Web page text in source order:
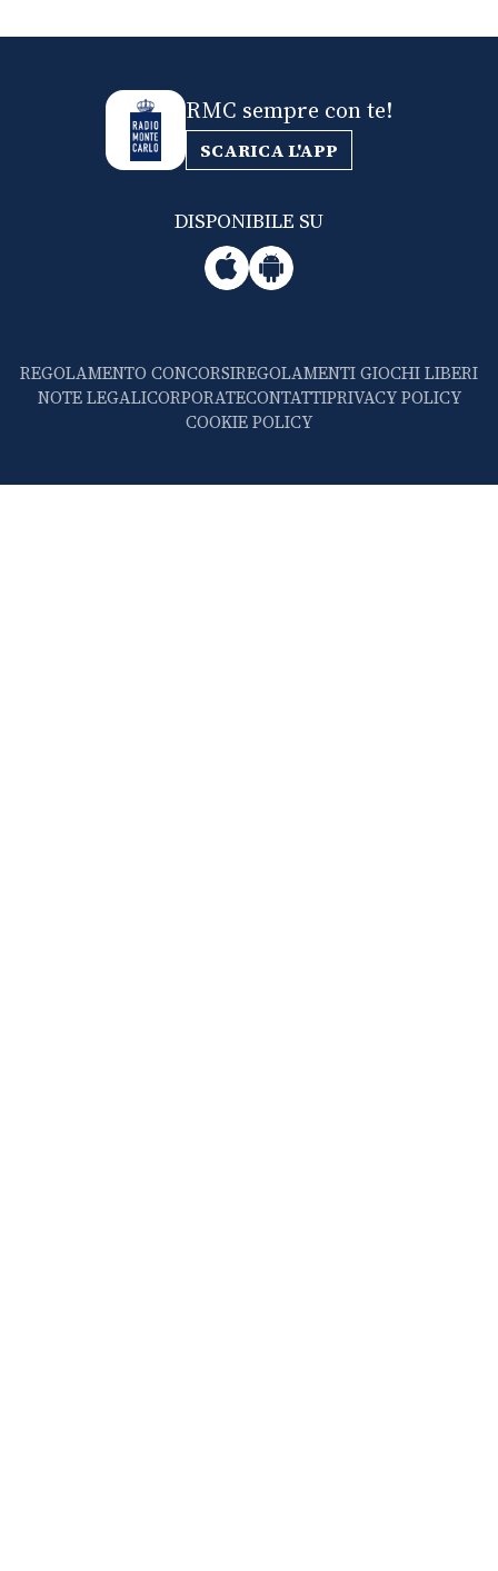
RMC sempre con te!
SCARICA L'APP
DISPONIBILE SU
REGOLAMENTO CONCORSIREGOLAMENTI GIOCHI LIBERI
NOTE LEGALICORPORATECONTATTIPRIVACY POLICY
COOKIE POLICY